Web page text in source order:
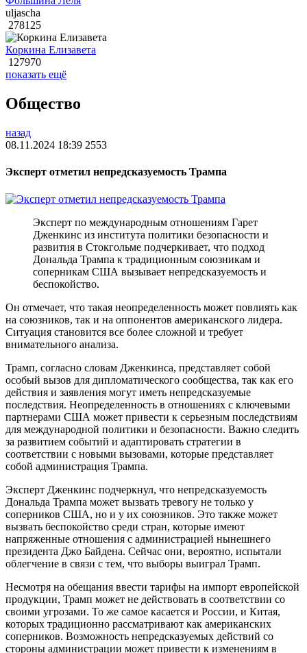
uljascha
278125
Коркина Елизавета
127970
показать ещё
Общество
назад
08.11.2024 18:39 2553
Эксперт отметил непредсказуемость Трампа
Эксперт по международным отношениям Гарет
Дженкинс из института политики безопасности и
развития в Стокгольме подчеркивает, что подход
Дональда Трампа к традиционным союзникам и
соперникам США вызывает непредсказуемость и
беспокойство.
Он отмечает, что такая неопределенность может повлиять как
на союзников, так и на оппонентов американского лидера.
Ситуация становится все более сложной и требует
внимательного анализа.
Трамп, согласно словам Дженкинса, представляет собой
особый вызов для дипломатического сообщества, так как его
действия и заявления могут иметь непредсказуемые
последствия. Неопределенность в отношениях с ключевыми
партнерами США может привести к серьезным последствиям
для международной политики и безопасности. Важно следить
за развитием событий и адаптировать стратегии в
соответствии с новыми вызовами, которые представляет
собой администрация Трампа.
Эксперт Дженкинс подчеркнул, что непредсказуемость
Дональда Трампа может вызвать тревогу не только у
соперников США, но и у их союзников. Это также может
вызвать беспокойство среди стран, которые имеют
напряженные отношения с администрацией нынешнего
президента Джо Байдена. Сейчас они, вероятно, испытали
облегчение в связи с тем, что выборы выиграл Трамп.
Несмотря на обещания ввести тарифы на импорт европейской
продукции, Трамп может не действовать в соответствии со
своими угрозами. То же самое касается и России, и Китая,
которых традиционно рассматривают как американских
соперников. Возможность непредсказуемых действий со
стороны администрации может привести к изменениям в